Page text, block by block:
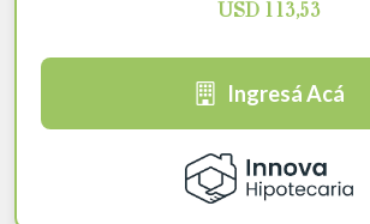
USD 113,53
Ingresá Acá